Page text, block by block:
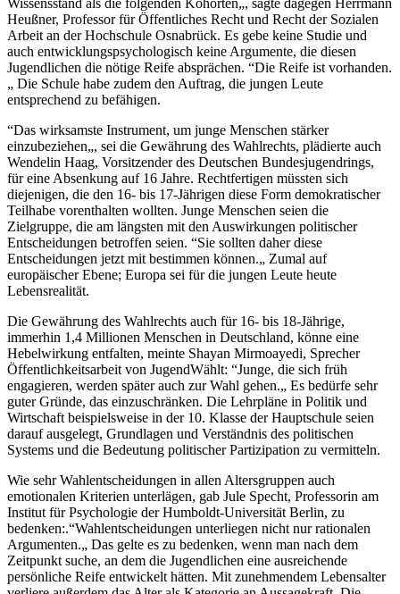
Heußner, Professor für Öffentliches Recht und Recht der Sozialen
Arbeit an der Hochschule Osnabrück. Es gebe keine Studie und
auch entwicklungspsychologisch keine Argumente, die diesen
Jugendlichen die nötige Reife absprächen. “Die Reife ist vorhanden.
„ Die Schule habe zudem den Auftrag, die jungen Leute
entsprechend zu befähigen.
“Das wirksamste Instrument, um junge Menschen stärker
einzubeziehen„, sei die Gewährung des Wahlrechts, plädierte auch
Wendelin Haag, Vorsitzender des Deutschen Bundesjugendrings,
für eine Absenkung auf 16 Jahre. Rechtfertigen müssten sich
diejenigen, die den 16- bis 17-Jährigen diese Form demokratischer
Teilhabe vorenthalten wollten. Junge Menschen seien die
Zielgruppe, die am längsten mit den Auswirkungen politischer
Entscheidungen betroffen seien. “Sie sollten daher diese
Entscheidungen jetzt mit bestimmen können.„ Zumal auf
europäischer Ebene; Europa sei für die jungen Leute heute
Lebensrealität.
Die Gewährung des Wahlrechts auch für 16- bis 18-Jährige,
immerhin 1,4 Millionen Menschen in Deutschland, könne eine
Hebelwirkung entfalten, meinte Shayan Mirmoayedi, Sprecher
Öffentlichkeitsarbeit von JugendWählt: “Junge, die sich früh
engagieren, werden später auch zur Wahl gehen.„ Es bedürfe sehr
guter Gründe, das einzuschränken. Die Lehrpläne in Politik und
Wirtschaft beispielsweise in der 10. Klasse der Hauptschule seien
darauf ausgelegt, Grundlagen und Verständnis des politischen
Systems und die Bedeutung politischer Partizipation zu vermitteln.
Wie sehr Wahlentscheidungen in allen Altersgruppen auch
emotionalen Kriterien unterlägen, gab Jule Specht, Professorin am
Institut für Psychologie der Humboldt-Universität Berlin, zu
bedenken:.“Wahlentscheidungen unterliegen nicht nur rationalen
Argumenten.„ Das gelte es zu bedenken, wenn man nach dem
Zeitpunkt suche, an dem die Jugendlichen eine ausreichende
persönliche Reife entwickelt hätten. Mit zunehmendem Lebensalter